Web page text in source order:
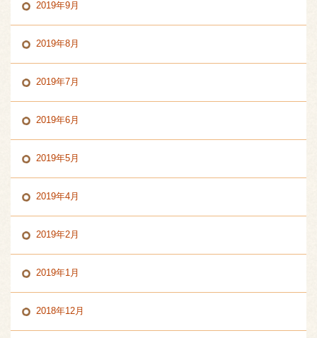
2019年9月
2019年8月
2019年7月
2019年6月
2019年5月
2019年4月
2019年2月
2019年1月
2018年12月